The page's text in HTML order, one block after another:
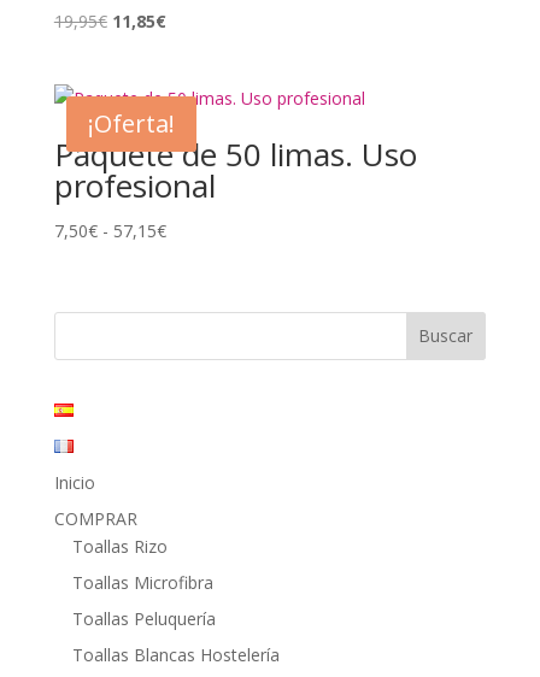
19,95€ El
era:
19,95€.
11,85€El
es:
11,85€.
¡Oferta!
Paquete de 50 limas. Uso
profesional
7,50€ - 57,15€Rango
desde
Inicio
COMPRAR
Toallas Rizo
Toallas Microfibra
Toallas Peluquería
Toallas Blancas Hostelería